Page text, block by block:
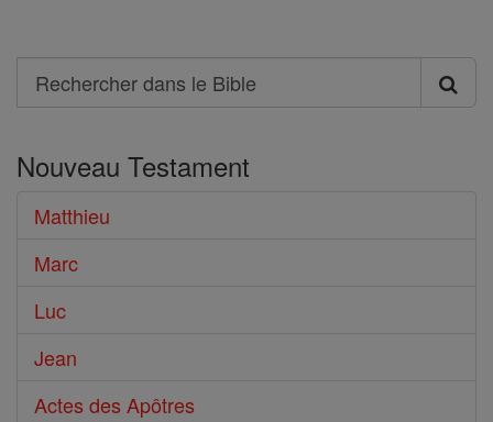
Search
Rechercher
le
Bible
Nouveau Testament
Matthieu
Marc
Luc
Jean
Actes des Apôtres